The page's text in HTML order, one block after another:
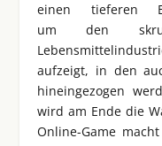
einen tieferen
um den
aufzeigt, in den
hineingezogen
wird am Ende die
Online-Game